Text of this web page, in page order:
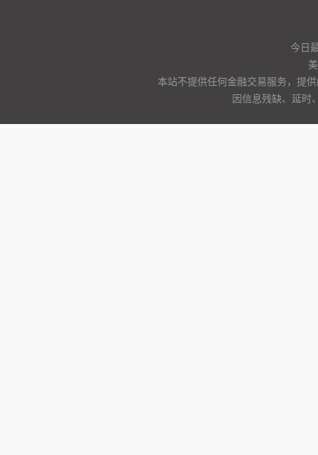
今日
本站不提供任何金融交易服务，提
因信息残缺、延时